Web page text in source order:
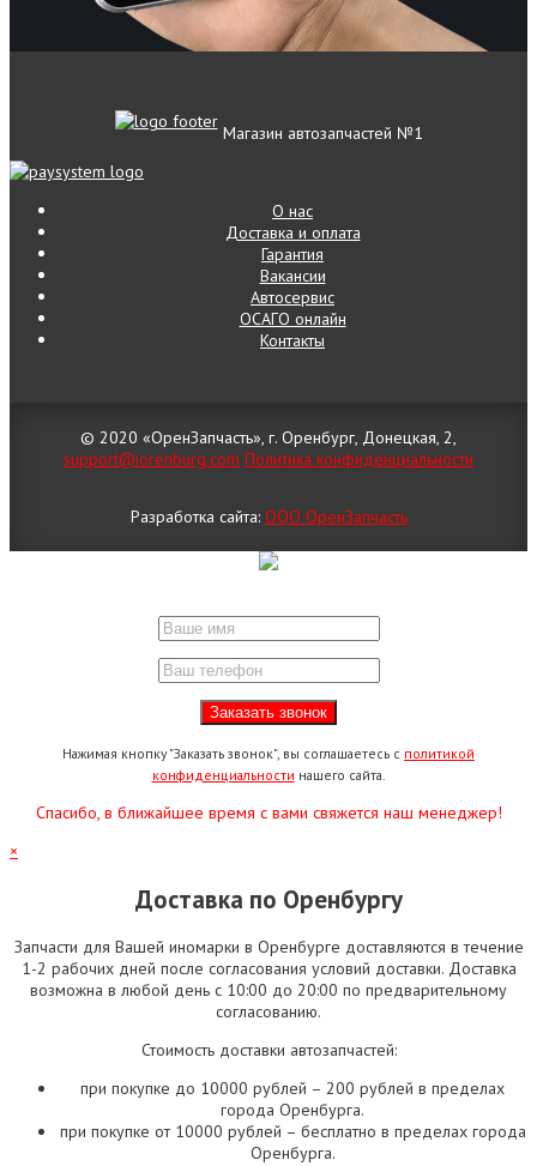
Магазин автозапчастей №1
О нас
Доставка и оплата
Гарантия
Вакансии
Автосервис
ОСАГО онлайн
Контакты
© 2020 «ОренЗапчасть», г. Оренбург, Донецкая, 2,
support@iorenburg.com Политика конфиденциальности
Разработка сайта: ООО ОренЗапчасть
Нажимая кнопку "Заказать звонок", вы соглашаетесь с политикой
конфиденциальности нашего сайта.
Спасибо, в ближайшее время с вами свяжется наш менеджер!
×
Доставка по Оренбургу
Запчасти для Вашей иномарки в Оренбурге доставляются в течение
1-2 рабочих дней после согласования условий доставки. Доставка
возможна в любой день с 10:00 до 20:00 по предварительному
согласованию.
Стоимость доставки автозапчастей:
при покупке до 10000 рублей – 200 рублей в пределах
города Оренбурга.
при покупке от 10000 рублей – бесплатно в пределах города
Оренбурга.